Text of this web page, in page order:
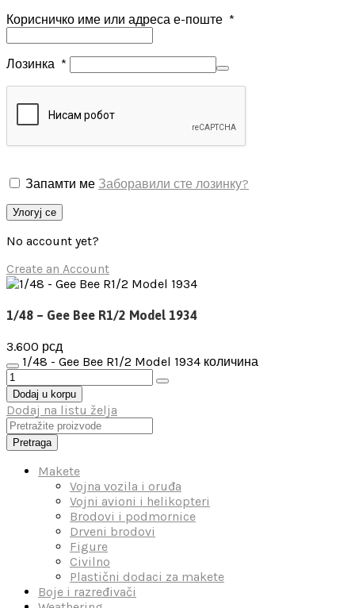
Корисничко име или адреса е-поште *
Лозинка *
Запамти ме Заборавили сте лозинку?
Улогуј се
No account yet?
Create an Account
1/48 – Gee Bee R1/2 Model 1934
3.600 рсд
1/48 - Gee Bee R1/2 Model 1934 количина
Dodaj u korpu
Dodaj na listu želja
Pretraga
Makete
Vojna vozila i oruđa
Vojni avioni i helikopteri
Brodovi i podmornice
Drveni brodovi
Figure
Civilno
Plastični dodaci za makete
Boje i razređivači